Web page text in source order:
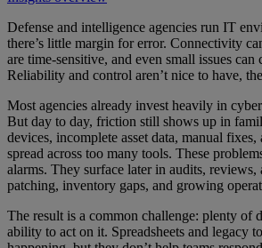
Defense and intelligence agencies run IT
there’s little margin for error. Connectivity
are time-sensitive, and even small issues can
Reliability and control aren’t nice to have,
Most agencies already invest heavily in
But day to day, friction still shows up in
devices, incomplete asset data, manual
spread across too many tools. These
alarms. They surface later in audits, reviews,
patching, inventory gaps, and growing
The result is a common challenge: plenty of
ability to act on it. Spreadsheets and legacy